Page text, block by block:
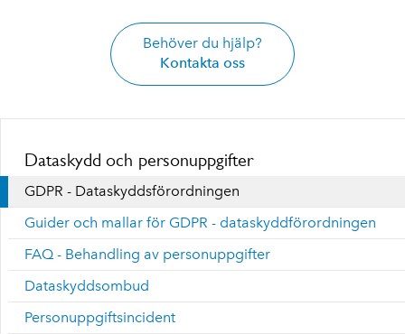
Behöver du hjälp?
Kontakta oss
Dataskydd och personuppgifter
GDPR - Dataskyddsförordningen
Guider och mallar för GDPR - dataskyddförordningen
FAQ - Behandling av personuppgifter
Dataskyddsombud
Personuppgiftsincident